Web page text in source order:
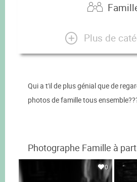
Plus de
Qui a t'il de plus génial que de
photos de famille tous
Photographe Famille à
0